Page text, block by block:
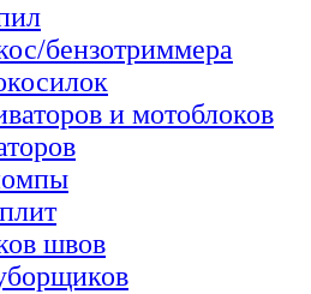
бензотриммера
и мотоблоков
швов